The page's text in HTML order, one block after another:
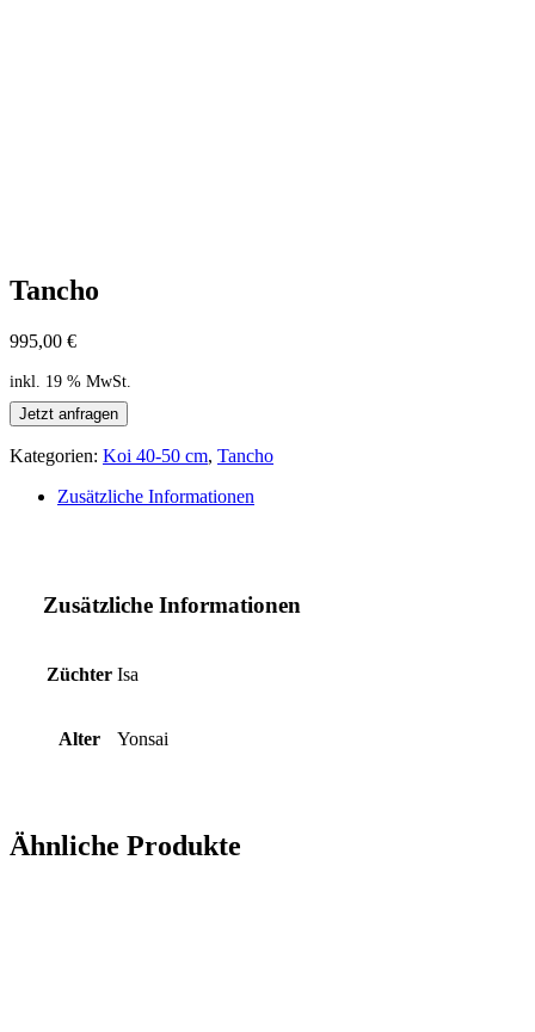
Tancho
995,00 €
inkl. 19 % MwSt.
Jetzt anfragen
Kategorien: Koi 40-50 cm, Tancho
Zusätzliche Informationen
Zusätzliche Informationen
Züchter Isa
Alter Yonsai
Ähnliche Produkte